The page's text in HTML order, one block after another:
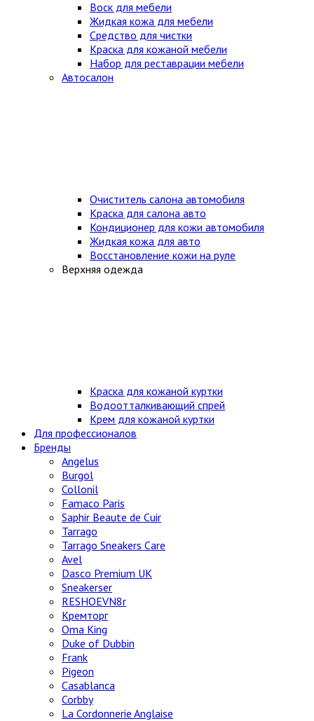
Воск для мебели
Жидкая кожа для мебели
Средство для чистки
Краска для кожаной мебели
Набор для реставрации мебели
Автосалон
Очиститель салона автомобиля
Краска для салона авто
Кондиционер для кожи автомобиля
Жидкая кожа для авто
Восстановление кожи на руле
Верхняя одежда
Краска для кожаной куртки
Водоотталкивающий спрей
Крем для кожаной куртки
Для профессионалов
Бренды
Angelus
Burgol
Collonil
Famaco Paris
Saphir Beaute de Cuir
Tarrago
Tarrago Sneakers Care
Avel
Dasco Premium UK
Sneakerser
RESHOEVN8r
Кремторг
Oma King
Duke of Dubbin
Frank
Pigeon
Casablanca
Corbby
La Cordonnerie Anglaise